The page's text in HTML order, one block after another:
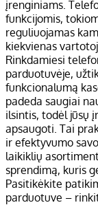
įrenginiams.
funkcijomis,
reguliuojamas
kiekvienas
Rinkdamiesi
parduotuvėje,
funkcionalumą
padeda saugiai
ilsintis, todėl jūsų
apsaugoti. Tai
ir efektyvumo
laikiklių
sprendimą, kuris
Pasitikėkite
parduotuve –